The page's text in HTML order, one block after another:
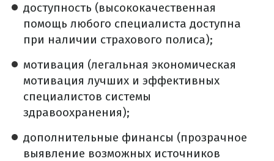
доступность (высококачественная
помощь любого специалиста доступна
при наличии страхового полиса);
мотивация (легальная экономическая
мотивация лучших и эффективных
специалистов системы
здравоохранения);
дополнительные финансы (прозрачное
выявление возможных источников